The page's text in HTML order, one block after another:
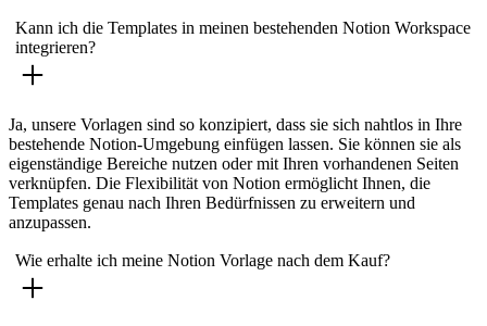
Kann ich die Templates in meinen bestehenden Notion Workspace
integrieren?
Ja, unsere Vorlagen sind so konzipiert, dass sie sich nahtlos in Ihre
bestehende Notion-Umgebung einfügen lassen. Sie können sie als
eigenständige Bereiche nutzen oder mit Ihren vorhandenen Seiten
verknüpfen. Die Flexibilität von Notion ermöglicht Ihnen, die
Templates genau nach Ihren Bedürfnissen zu erweitern und
anzupassen.
Wie erhalte ich meine Notion Vorlage nach dem Kauf?